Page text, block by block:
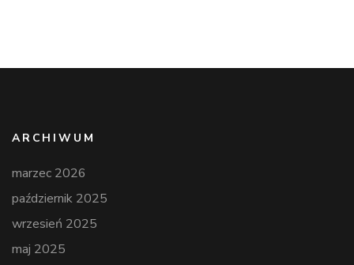
ARCHIWUM
marzec 2026
październik 2025
wrzesień 2025
maj 2025